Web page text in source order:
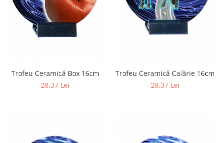
Trofeu Ceramică Box 16cm
28,37 Lei
Trofeu Ceramică Calărie 16cm
28,37 Lei